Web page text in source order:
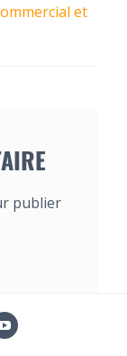
et
publier